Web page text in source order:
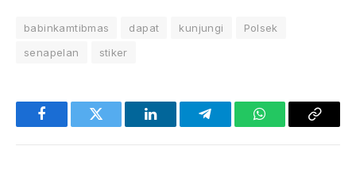
babinkamtibmas dapat kunjungi
Polsek
senapelan
stiker
FacebookTwitter LinkedInTelegramWhatsAppCopy